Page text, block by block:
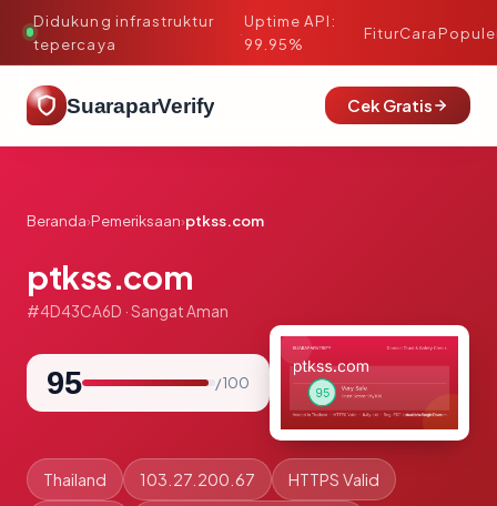
Didukung infrastruktur
tepercaya
·
Uptime API:
99.95%
FiturCara
SuaraparVerify Cek Gratis
Beranda›Pemeriksaan›ptkss.com
ptkss.com
#4D43CA6D · Sangat Aman
95 / 100
Thailand 103.27.200.67 HTTPS Valid